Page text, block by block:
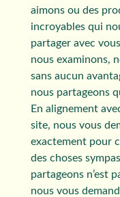
aimons ou des
incroyables qui
partager avec
nous examinons,
sans aucun
nous partageons
En alignement
site, nous vous
exactement pour
des choses
partageons n’est
nous vous